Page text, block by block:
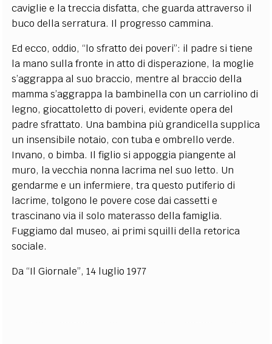
caviglie e la treccia disfatta, che guarda attraverso il
buco della serratura. Il progresso cammina.
Ed ecco, oddio, “lo sfratto dei poveri”: il padre si tiene
la mano sulla fronte in atto di disperazione, la moglie
s’aggrappa al suo braccio, mentre al braccio della
mamma s’aggrappa la bambinella con un carriolino di
legno, giocattoletto di poveri, evidente opera del
padre sfrattato. Una bambina più grandicella supplica
un insensibile notaio, con tuba e ombrello verde.
Invano, o bimba. Il figlio si appoggia piangente al
muro, la vecchia nonna lacrima nel suo letto. Un
gendarme e un infermiere, tra questo putiferio di
lacrime, tolgono le povere cose dai cassetti e
trascinano via il solo materasso della famiglia.
Fuggiamo dal museo, ai primi squilli della retorica
sociale.
Da “Il Giornale”, 14 luglio 1977